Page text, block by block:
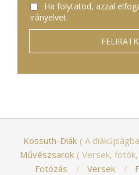
Ha folytatod, azzal
irányelvet
Kossuth-Diák
A
Művészsarok
Versek,
Fotózás
Versek